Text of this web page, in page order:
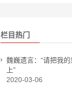
栏目热门
魏巍遗言：“请把我
上”
2020-03-06